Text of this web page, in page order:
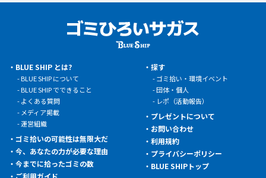
BLUE SHIP とは?
BLUE SHIP について
BLUE SHIP でできること
よくある質問
メディア掲載
運営組織
ゴミ拾いの可能性は無限大だ
今、あなたの力が必要な理由
今までに拾ったゴミの数
ご利用ガイド
探す
ゴミ拾い・環境イベント
団体・個人
レポ（活動報告）
プレゼントについて
お問い合わせ
利用規約
プライバシーポリシー
BLUE SHIPトップ